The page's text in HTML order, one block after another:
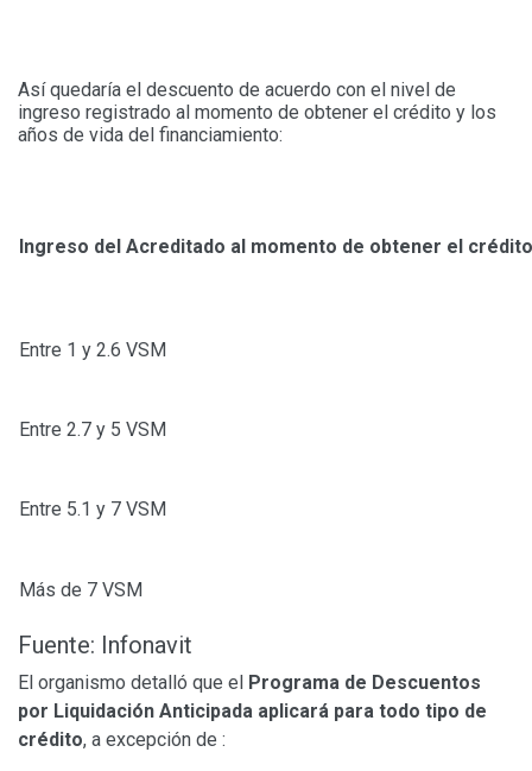
Así quedaría el descuento de acuerdo con el nivel de
ingreso registrado al momento de obtener el crédito y los
años de vida del financiamiento:
Ingreso del Acreditado al momento de obtener el crédito
Entre 1 y 2.6 VSM
Entre 2.7 y 5 VSM
Entre 5.1 y 7 VSM
Más de 7 VSM
Fuente: Infonavit
El organismo detalló que el Programa de Descuentos
por Liquidación Anticipada aplicará para todo tipo de
crédito, a excepción de :